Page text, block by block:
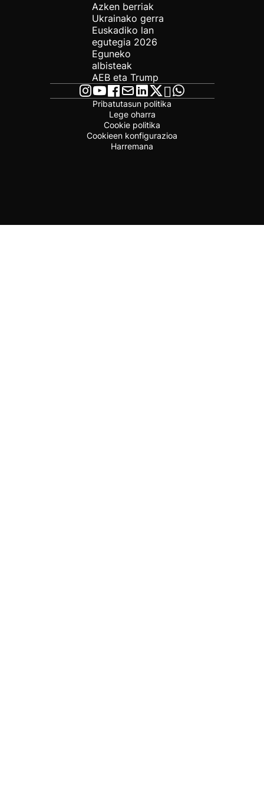
Azken berriak
Ukrainako gerra
Euskadiko lan
egutegia 2026
Eguneko
albisteak
AEB eta Trump
Pribatutasun politika
Lege oharra
Cookie politika
Cookieen konfigurazioa
Harremana